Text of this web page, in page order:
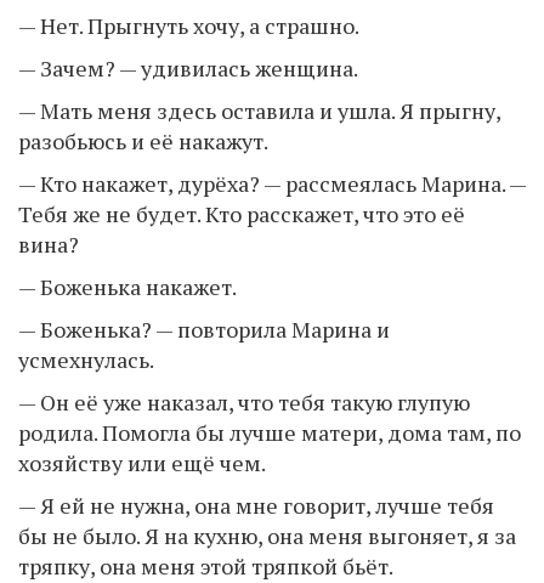
— Нет. Прыгнуть хочу, а страшно.
— Зачем? — удивилась женщина.
— Мать меня здесь оставила и ушла. Я прыгну,
разобьюсь и её накажут.
— Кто накажет, дурёха? — рассмеялась Марина. —
Тебя же не будет. Кто расскажет, что это её
вина?
— Боженька накажет.
— Боженька? — повторила Марина и
усмехнулась.
— Он её уже наказал, что тебя такую глупую
родила. Помогла бы лучше матери, дома там, по
хозяйству или ещё чем.
— Я ей не нужна, она мне говорит, лучше тебя
бы не было. Я на кухню, она меня выгоняет, я за
тряпку, она меня этой тряпкой бьёт.